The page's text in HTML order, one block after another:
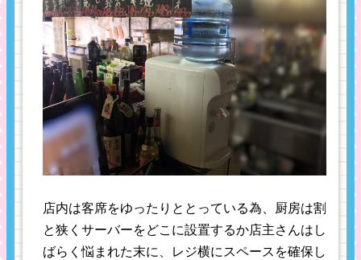
店内は客席をゆったりととっている為、厨房は割
と狭くサーバーをどこに設置するか店主さんはし
ばらく悩まれた末に、レジ横にスペースを確保し